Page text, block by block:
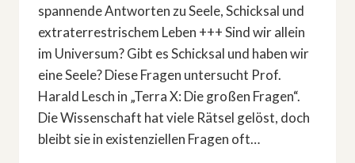
spannende Antworten zu Seele, Schicksal und
extraterrestrischem Leben +++ Sind wir allein
im Universum? Gibt es Schicksal und haben wir
eine Seele? Diese Fragen untersucht Prof.
Harald Lesch in „Terra X: Die großen Fragen“.
Die Wissenschaft hat viele Rätsel gelöst, doch
bleibt sie in existenziellen Fragen oft…